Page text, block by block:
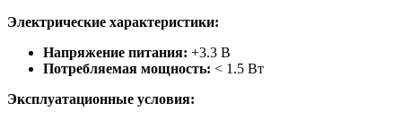
Электрические характеристики:
Напряжение питания: +3.3 В
Потребляемая мощность: < 1.5 Вт
Эксплуатационные условия: